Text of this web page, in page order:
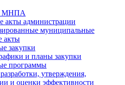
МНПА
акты администрации
муниципальные
акты
закупки
и планы закупки
программы
утверждения,
и оценки эффективности